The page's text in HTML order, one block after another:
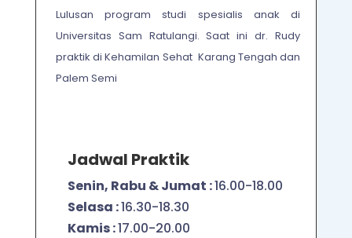
Lulusan program studi spesialis anakdi
Universitas Sam Ratulangi. Saat ini dr. Rudy
praktik di Kehamilan Sehat Karang Tengah dan
Palem Semi
Jadwal Praktik
Senin, Rabu & Jumat :16.00-18.00
Selasa :16.30-18.30
Kamis :17.00-20.00